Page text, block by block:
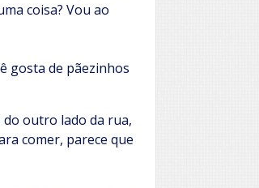
coisa? Vou ao
gosta de pãezinhos
do outro lado da rua,
comer, parece que